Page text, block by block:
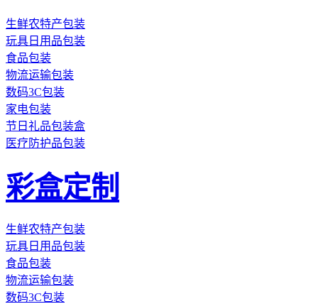
生鲜农特产包装
玩具日用品包装
食品包装
物流运输包装
数码3C包装
家电包装
节日礼品包装盒
医疗防护品包装
彩盒定制
生鲜农特产包装
玩具日用品包装
食品包装
物流运输包装
数码3C包装